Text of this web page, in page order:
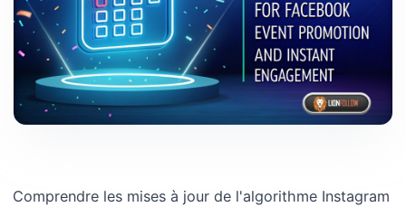
Comprendre les mises à jour de l'algorithme Instagram